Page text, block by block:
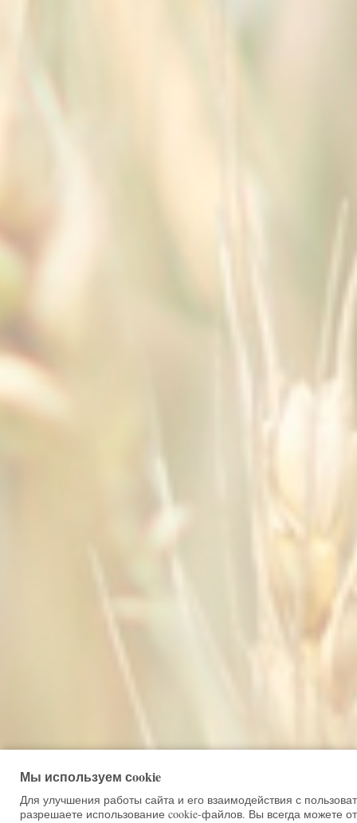
Мы используем сookie
Для улучшения работы сайта и его взаимодействия с
разрешаете использование cookie-файлов. Вы всегда можете